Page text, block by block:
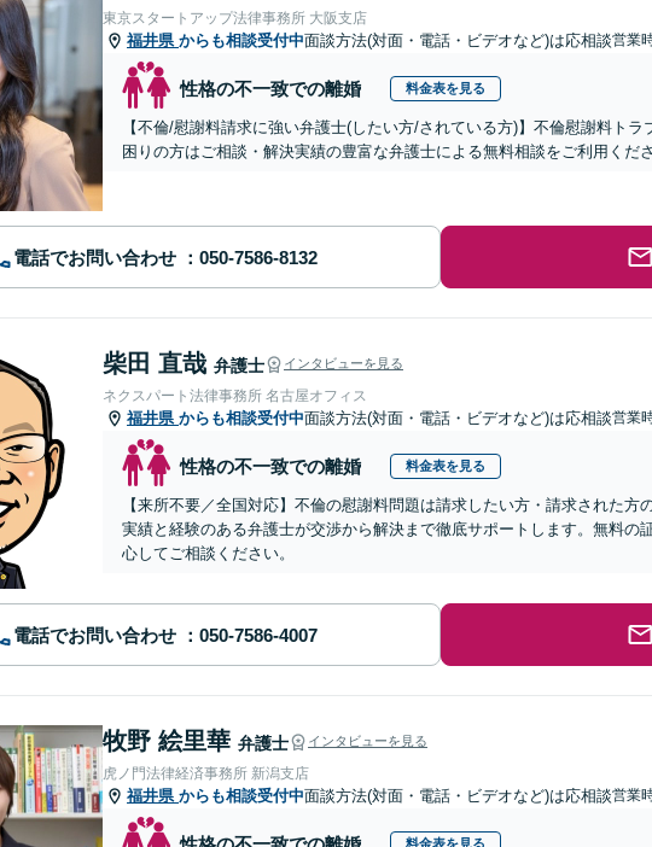
東京スタートアップ法律事務所 大阪支店
福井県 からも相談受付中面談方法(対面・電話・ビデオなど)は応相談営業
性格の不一致での離婚 料金表を見る
【不倫/慰謝料請求に強い弁護士(したい方/されている方)】不倫慰謝料ト
困りの方はご相談・解決実績の豊富な弁護士による無料相談をご利用くだ
電話でお問い合わせ
柴田 直哉 弁護士 インタビューを見る
ネクスパート法律事務所 名古屋オフィス
福井県 からも相談受付中面談方法(対面・電話・ビデオなど)は応相談営業
性格の不一致での離婚 料金表を見る
【来所不要／全国対応】不倫の慰謝料問題は請求したい方・請求された
実績と経験のある弁護士が交渉から解決まで徹底サポートします。無料の
心してご相談ください。
電話でお問い合わせ
牧野 絵里華 弁護士 インタビューを見る
虎ノ門法律経済事務所 新潟支店
福井県 からも相談受付中面談方法(対面・電話・ビデオなど)は応相談営業
料金表を見る